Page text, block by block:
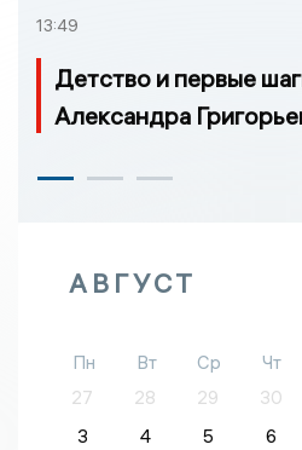
13:49
Детство и первые
Александра
АВГУСТ
Пн Вт Ср Чт
27
28 29 30
3
4 5 6